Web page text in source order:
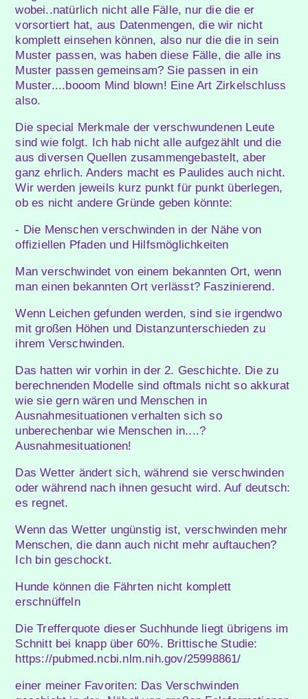
wobei..natürlich nicht alle Fälle, nur die die er
vorsortiert hat, aus Datenmengen, die wir nicht
komplett einsehen können, also nur die die in sein
Muster passen, was haben diese Fälle, die alle ins
Muster passen gemeinsam? Sie passen in ein
Muster....booom Mind blown! Eine Art Zirkelschluss
also.
Die special Merkmale der verschwundenen Leute
sind wie folgt. Ich hab nicht alle aufgezählt und die
aus diversen Quellen zusammengebastelt, aber
ganz ehrlich. Anders macht es Paulides auch nicht.
Wir werden jeweils kurz punkt für punkt überlegen,
ob es nicht andere Gründe geben könnte:
- Die Menschen verschwinden in der Nähe von
offiziellen Pfaden und Hilfsmöglichkeiten
Man verschwindet von einem bekannten Ort, wenn
man einen bekannten Ort verlässt? Faszinierend.
Wenn Leichen gefunden werden, sind sie irgendwo
mit großen Höhen und Distanzunterschieden zu
ihrem Verschwinden.
Das hatten wir vorhin in der 2. Geschichte. Die zu
berechnenden Modelle sind oftmals nicht so akkurat
wie sie gern wären und Menschen in
Ausnahmesituationen verhalten sich so
unberechenbar wie Menschen in....?
Ausnahmesituationen!
Das Wetter ändert sich, während sie verschwinden
oder während nach ihnen gesucht wird. Auf deutsch:
es regnet.
Wenn das Wetter ungünstig ist, verschwinden mehr
Menschen, die dann auch nicht mehr auftauchen?
Ich bin geschockt.
Hunde können die Fährten nicht komplett
erschnüffeln
Die Trefferquote dieser Suchhunde liegt übrigens im
Schnitt bei knapp über 60%. Brittische Studie:
https://pubmed.ncbi.nlm.nih.gov/25998861/
einer meiner Favoriten: Das Verschwinden